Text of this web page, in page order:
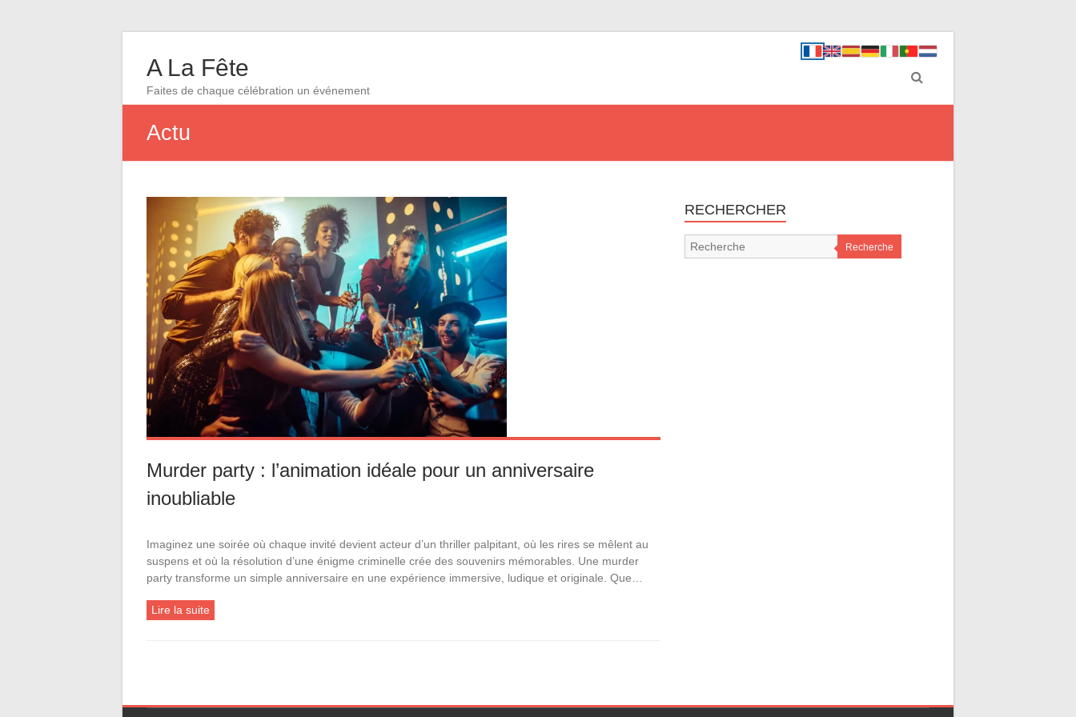
A La Fête
Faites de chaque célébration un événement
Actu
Murder party : l’animation idéale pour un anniversaire
inoubliable
Imaginez une soirée où chaque invité devient acteur d’un thriller palpitant, où les rires se mêlent au
suspens et où la résolution d’une énigme criminelle crée des souvenirs mémorables. Une murder
party transforme un simple anniversaire en une expérience immersive, ludique et originale. Que…
Lire la suite
RECHERCHER
Recherche